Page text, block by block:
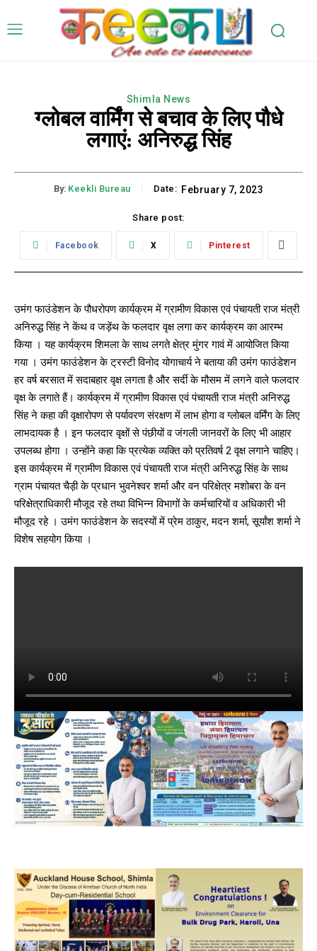
DAILY NEWS BULLETIN
Video
Player
00:00 12:27
Shimla News
ग्लोबल वार्मिंग से बचाव के लिए पौधे
लगाएं: अनिरुद्ध सिंह
By: Keekli Bureau Date: February 7, 2023
Share post:
Facebook X Pinterest
उमंग फाउंडेशन के पौधरोपण कार्यक्रम में ग्रामीण विकास एवं पंचायती राज मंत्री
अनिरुद्ध सिंह ने केंथ व जड़ेंथ के फलदार वृक्ष लगा कर कार्यक्रम का आरम्भ
किया । यह कार्यक्रम शिमला के साथ लगते क्षेत्र मुंगर गावं में आयोजित किया
गया । उमंग फाउंडेशन के ट्रस्टी विनोद योगाचार्य ने बताया की उमंग फाउंडेशन
हर वर्ष बरसात में सदाबहार वृक्ष लगता है और सर्दी के मौसम में लगने वाले फलदार
वृक्ष के लगाते हैं। कार्यक्रम में ग्रामीण विकास एवं पंचायती राज मंत्री अनिरुद्ध
सिंह ने कहा की वृक्षारोपण से पर्यावरण संरक्षण में लाभ होगा व ग्लोबल वर्मिंग के लिए
लाभदायक है । इन फलदार वृक्षों से पंछीयों व जंगली जानवरों के लिए भी आहार
उपलब्ध होगा । उन्होंने कहा कि प्रत्येक व्यक्ति को प्रतिवर्ष 2 वृक्ष लगाने चाहिए।
इस कार्यक्रम में ग्रामीण विकास एवं पंचायती राज मंत्री अनिरुद्ध सिंह के साथ
ग्राम पंचायत चैड़ी के प्रधान भुवनेश्वर शर्मा और वन परिक्षेत्र मशोबरा के वन
परिक्षेत्राधिकारी मौजूद रहे तथा विभिन्न विभागों के कर्मचारियों व अधिकारी भी
मौजूद रहे । उमंग फाउंडेशन के सदस्यों में प्रेम ठाकुर, मदन शर्मा, सूर्यांश शर्मा ने
विशेष सहयोग किया ।